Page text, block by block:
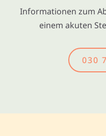
Informationen zum
einem akuten
030